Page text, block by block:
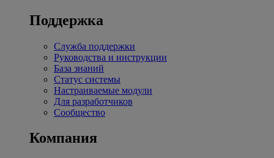
Поддержка
Служба поддержки
Руководства и инструкции
База знаний
Статус системы
Настраиваемые модули
Для разработчиков
Сообщество
Компания